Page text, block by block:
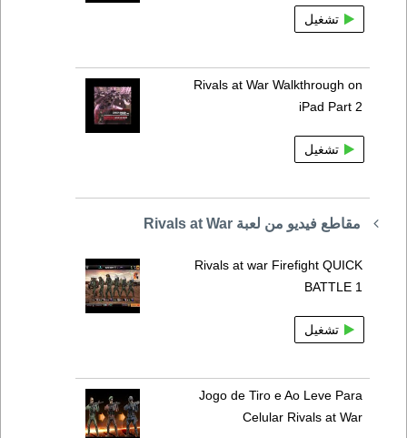
تشغيل
Rivals at War Walkthrough on
iPad Part 2
تشغيل
مقاطع فيديو من لعبة Rivals at War
Rivals at war Firefight QUICK
BATTLE 1
تشغيل
Jogo de Tiro e Ao Leve Para
Celular Rivals at War